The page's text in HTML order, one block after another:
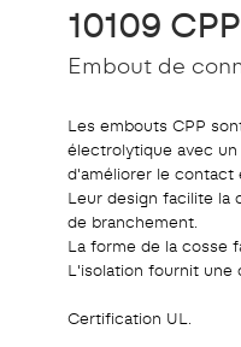
10109 CPP
Embout de
Les embouts CPP
électrolytique avec
d'améliorer le contact
Leur design facilite la
de branchement.
La forme de la cosse
L'isolation fournit une
Certification UL.